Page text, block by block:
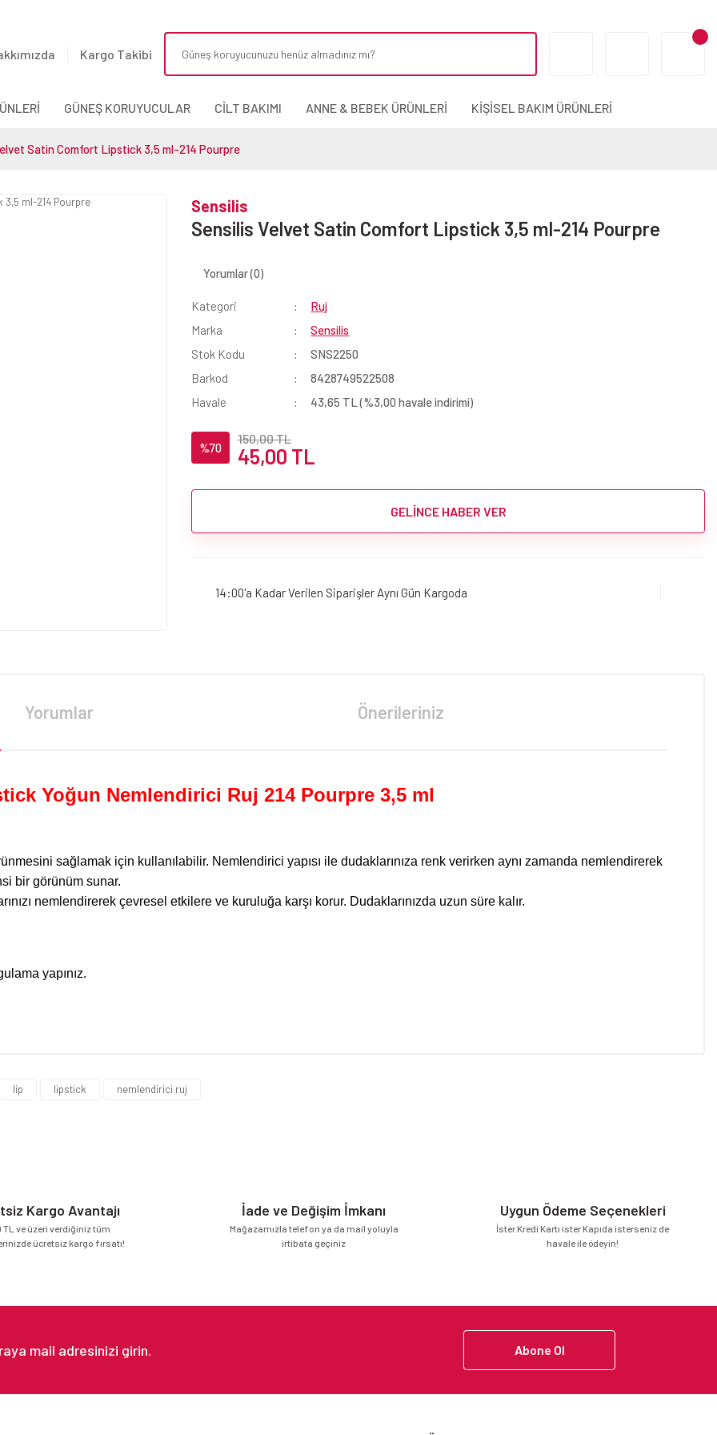
Kargo Takibi
GÜNEŞ KORUYUCULAR CİLT BAKIMI ANNE & BEBEK ÜRÜNLERİ KİŞİSEL BAKIM ÜRÜNLERİ
Satin Comfort Lipstick 3,5 ml-214 Pourpre
Sensilis
Sensilis Velvet Satin Comfort Lipstick 3,5 ml-214 Pourpre
Yorumlar (0)
Kategori
Ruj
Marka
Sensilis
Stok Kodu
SNS2250
Barkod
8428749522508
Havale
43,65 TL (%3,00 havale indirimi)
%70
150,00 TL
45,00 TL
GELİNCE HABER VER
14:00'a Kadar Verilen Siparişler Aynı Gün Kargoda
Yorumlar Önerileriniz
Yoğun Nemlendirici Ruj 214 Pourpre 3,5 ml
sağlamak için kullanılabilir. Nemlendirici yapısı ile dudaklarınıza renk verirken aynı zamanda nemlendirerek
bir görünüm sunar.
nemlendirerek çevresel etkilere ve kuruluğa karşı korur. Dudaklarınızda uzun süre kalır.
yapınız.
lip lipstick nemlendirici ruj
Kargo Avantajı
TL ve üzeri verdiğiniz tüm
ücretsiz kargo fırsatı!
İade ve Değişim İmkanı
Mağazamızla telefon ya da mail yoluyla
irtibata geçiniz
Uygun Ödeme Seçenekleri
İster Kredi Kartı ister Kapıda isterseniz de
havale ile ödeyin!
Abone Ol